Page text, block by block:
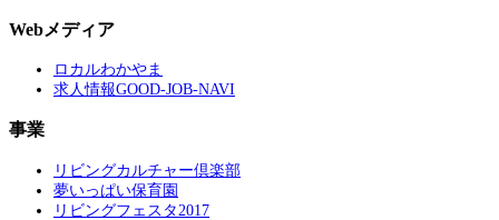
Webメディア
ロカルわかやま
求人情報GOOD-JOB-NAVI
事業
リビングカルチャー倶楽部
夢いっぱい保育園
リビングフェスタ2017